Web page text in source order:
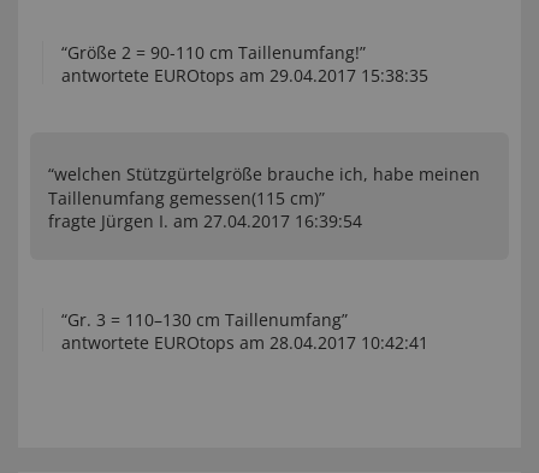
“Größe 2 = 90-110 cm Taillenumfang!”
antwortete EUROtops am 29.04.2017 15:38:35
“welchen Stützgürtelgröße brauche ich, habe meinen
Taillenumfang gemessen(115 cm)”
fragte Jürgen I. am 27.04.2017 16:39:54
“Gr. 3 = 110–130 cm Taillenumfang”
antwortete EUROtops am 28.04.2017 10:42:41